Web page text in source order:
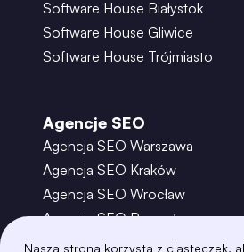
Nasza strona korzysta z ciasteczek,
Software House Białystok
Software House Gliwice
Software House Trójmiasto
Agencje SEO
Agencja SEO Warszawa
Agencja SEO Kraków
Agencja SEO Wrocław
Agencja SEO Poznań
Agencja SEO Gdańsk